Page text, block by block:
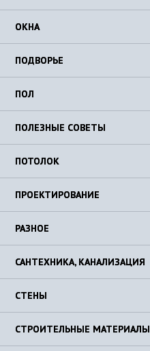
ОКНА
ПОДВОРЬЕ
ПОЛ
ПОЛЕЗНЫЕ СОВЕТЫ
ПОТОЛОК
ПРОЕКТИРОВАНИЕ
РАЗНОЕ
САНТЕХНИКА, КАНАЛИЗАЦИЯ
СТЕНЫ
СТРОИТЕЛЬНЫЕ МАТЕРИАЛЫ